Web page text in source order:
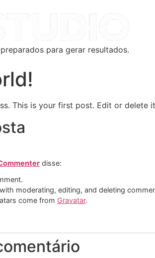
para gerar resultados.
This is your first post. Edit or delete
disse:
moderating, editing, and deleting
come from Gravatar.